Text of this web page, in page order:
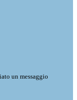
un messaggio